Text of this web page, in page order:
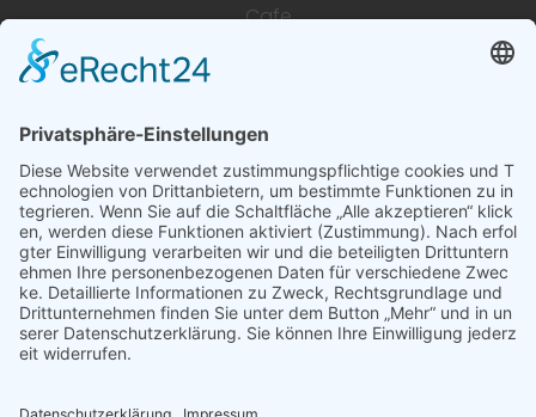
Cafe
Restaurant
Dienstleistungen & Handwerk
Deutsch